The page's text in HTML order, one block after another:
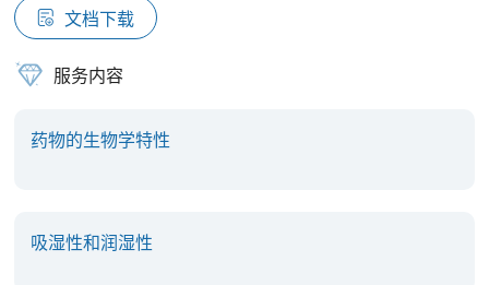
文档下载
服务内容
药物的生物学特性
吸湿性和润湿性